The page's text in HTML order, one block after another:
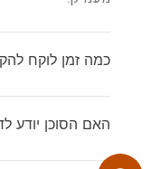
כמה זמן לוקח
האם הסוכן יודע